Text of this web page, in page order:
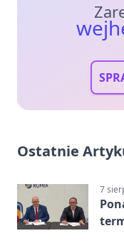
Ostatnie
7